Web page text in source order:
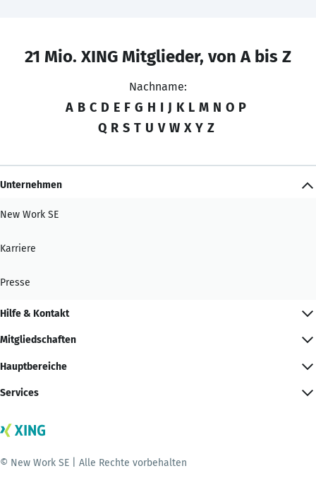
21 Mio. XING Mitglieder, von A bis Z
Nachname:
A B C D E F G H I J K L M N O P
Q R S T U V W X Y Z
Unternehmen
New Work SE
Karriere
Presse
Hilfe & Kontakt
Mitgliedschaften
Hauptbereiche
Services
© New Work SE | Alle Rechte vorbehalten